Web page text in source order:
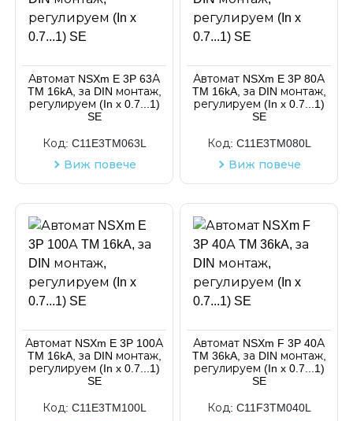
Автомат NSXm E 3P 63А
TM 16kA, за DIN монтаж,
регулируем (In x 0.7...1)
SE
Код: C11E3TM063L
Виж повече
Автомат NSXm E 3P 80А
TM 16kA, за DIN монтаж,
регулируем (In x 0.7...1)
SE
Код: C11E3TM080L
Виж повече
Автомат NSXm E 3P 100А
TM 16kA, за DIN монтаж,
регулируем (In x 0.7...1)
SE
Код: C11E3TM100L
Автомат NSXm F 3P 40А
TM 36kA, за DIN монтаж,
регулируем (In x 0.7...1)
SE
Код: C11F3TM040L